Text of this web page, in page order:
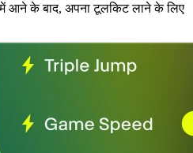
आने के बाद, अपना टूलकिट लाने के लिए